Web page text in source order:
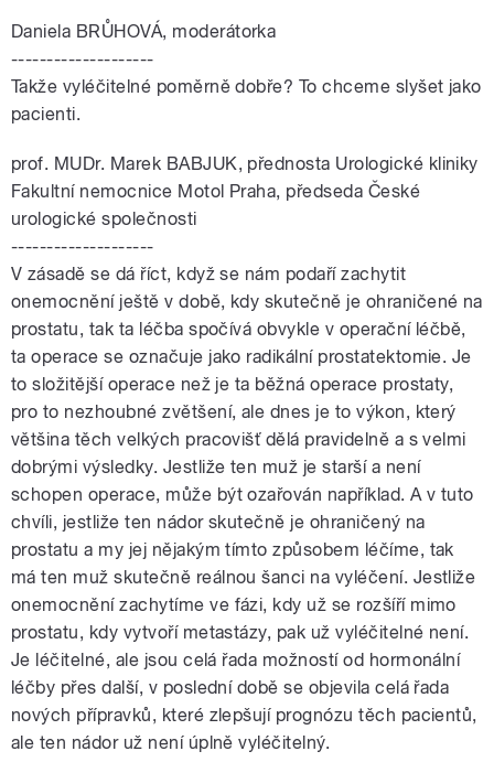
Daniela BRŮHOVÁ, moderátorka
--------------------
Takže vyléčitelné poměrně dobře? To chceme slyšet jako
pacienti.
prof. MUDr. Marek BABJUK, přednosta Urologické kliniky
Fakultní nemocnice Motol Praha, předseda České
urologické společnosti
--------------------
V zásadě se dá říct, když se nám podaří zachytit
onemocnění ještě v době, kdy skutečně je ohraničené na
prostatu, tak ta léčba spočívá obvykle v operační léčbě,
ta operace se označuje jako radikální prostatektomie. Je
to složitější operace než je ta běžná operace prostaty,
pro to nezhoubné zvětšení, ale dnes je to výkon, který
většina těch velkých pracovišť dělá pravidelně a s velmi
dobrými výsledky. Jestliže ten muž je starší a není
schopen operace, může být ozařován například. A v tuto
chvíli, jestliže ten nádor skutečně je ohraničený na
prostatu a my jej nějakým tímto způsobem léčíme, tak
má ten muž skutečně reálnou šanci na vyléčení. Jestliže
onemocnění zachytíme ve fázi, kdy už se rozšíří mimo
prostatu, kdy vytvoří metastázy, pak už vyléčitelné není.
Je léčitelné, ale jsou celá řada možností od hormonální
léčby přes další, v poslední době se objevila celá řada
nových přípravků, které zlepšují prognózu těch pacientů,
ale ten nádor už není úplně vyléčitelný.